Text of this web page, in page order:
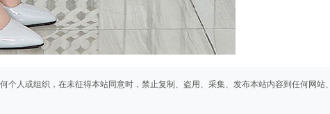
个人或组织，在未征得本站同意时，禁止复制、盗用、采集、发布本站内容到任何网站